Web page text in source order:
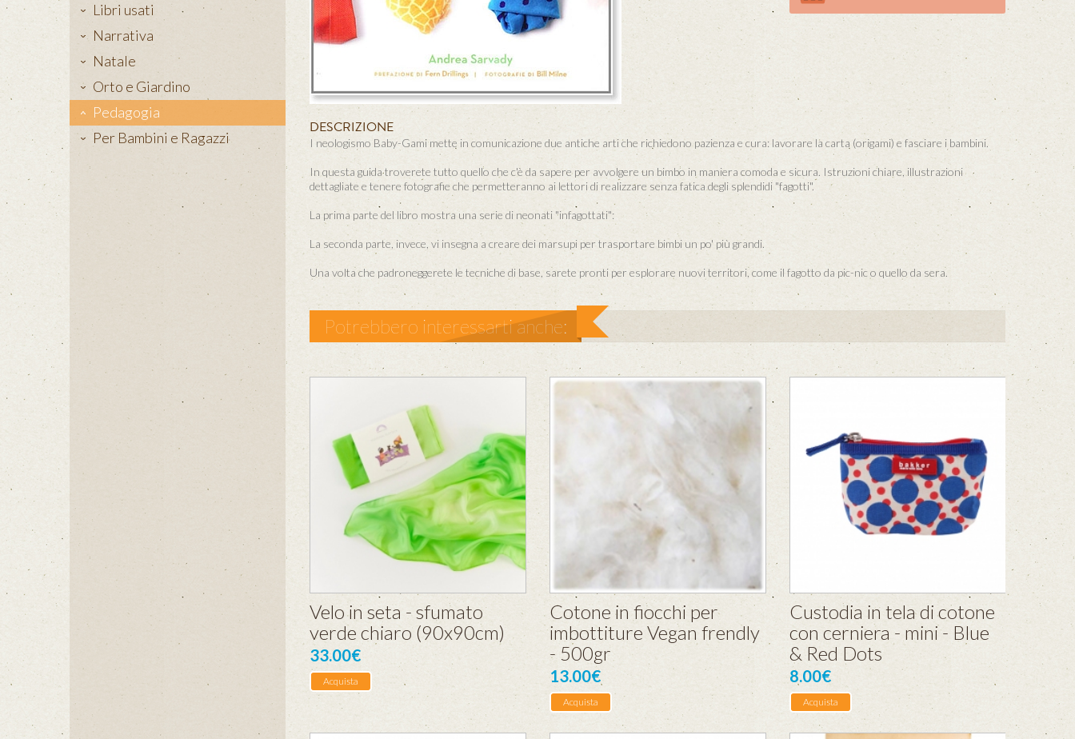
Libri usati
Narrativa
Natale
Orto e Giardino
Pedagogia
Per Bambini e Ragazzi
DESCRIZIONE
I neologismo Baby-Gami mette in comunicazione due antiche arti che richiedono pazienza e cura: lavorare la carta (origami) e fasciare i bambini.
In questa guida troverete tutto quello che c'è da sapere per avvolgere un bimbo in maniera comoda e sicura. Istruzioni chiare, illustrazioni
dettagliate e tenere fotografie che permetteranno ai lettori di realizzare senza fatica degli splendidi "fagotti".
La prima parte del libro mostra una serie di neonati "infagottati":
La seconda parte, invece, vi insegna a creare dei marsupi per trasportare bimbi un po' più grandi.
Una volta che padroneggerete le tecniche di base, sarete pronti per esplorare nuovi territori, come il fagotto da pic-nic o quello da sera.
Potrebbero interessarti anche:
Velo in seta - sfumato
verde chiaro (90x90cm)
33.00€
Acquista
Cotone in fiocchi per
imbottiture Vegan frendly
- 500gr
13.00€
Acquista
Custodia in tela di cotone
con cerniera - mini - Blue
& Red Dots
8.00€
Acquista